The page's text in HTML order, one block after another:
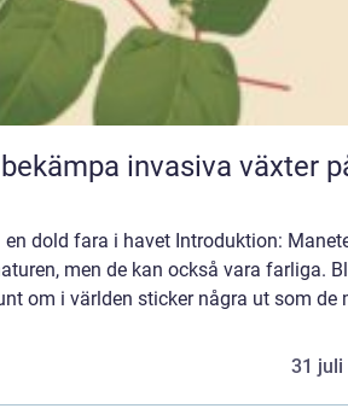
invasiva växter
dold fara i havet Introduktion:
men de kan också vara farliga.
om i världen sticker några ut som de
31 juli